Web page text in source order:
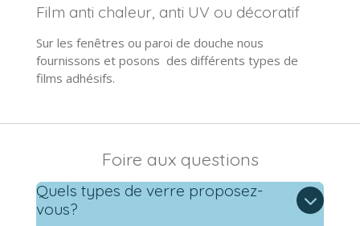
Film anti chaleur, anti UV ou décoratif
Sur les fenêtres ou paroi de douche nous
fournissons et posons des différents types de
films adhésifs.
Foire aux questions
Quels types de verre proposez-
vous?